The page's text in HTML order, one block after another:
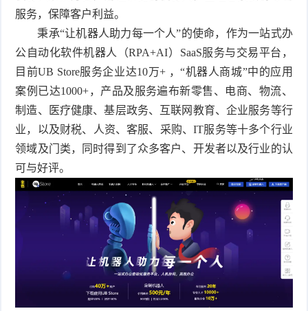
服务，保障客户利益。
秉承“让机器人助力每一个人”的使命，作为一站式办
公自动化软件机器人（RPA+AI）SaaS服务与交易平台，
目前UB Store服务企业达10万+ ，“机器人商城”中的应用
案例已达1000+，产品及服务遍布新零售、电商、物流、
制造、医疗健康、基层政务、互联网教育、企业服务等行
业，以及财税、人资、客服、采购、IT服务等十多个行业
领域及门类，同时得到了众多客户、开发者以及行业的认
可与好评。